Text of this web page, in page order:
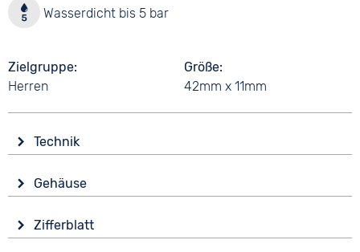
Wasserdicht bis 5 bar
Zielgruppe
Herren
Größe
42mm x 11mm
Technik
Batterie (Quarz)
Funktionen
Alarm
Gehäuse
Mineralglas
Zifferblatt